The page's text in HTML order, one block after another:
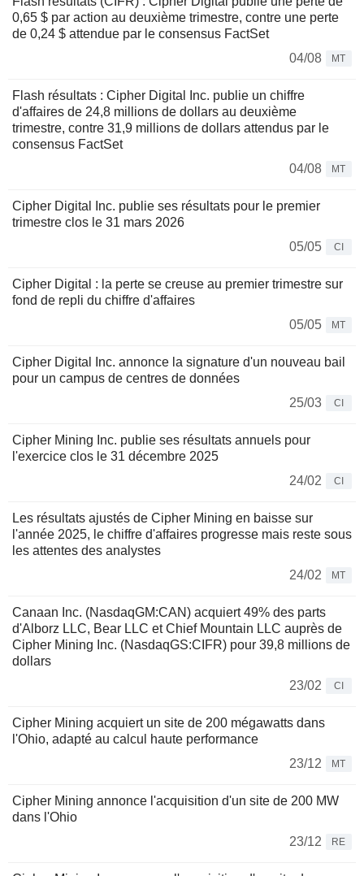
0,65 $ par action au deuxième trimestre, contre une perte
de 0,24 $ attendue par le consensus FactSet
04/08
MT
Flash résultats : Cipher Digital Inc. publie un chiffre
d'affaires de 24,8 millions de dollars au deuxième
trimestre, contre 31,9 millions de dollars attendus par le
consensus FactSet
04/08
MT
Cipher Digital Inc. publie ses résultats pour le premier
trimestre clos le 31 mars 2026
05/05
CI
Cipher Digital : la perte se creuse au premier trimestre sur
fond de repli du chiffre d'affaires
05/05
MT
Cipher Digital Inc. annonce la signature d'un nouveau bail
pour un campus de centres de données
25/03
CI
Cipher Mining Inc. publie ses résultats annuels pour
l'exercice clos le 31 décembre 2025
24/02
CI
Les résultats ajustés de Cipher Mining en baisse sur
l'année 2025, le chiffre d'affaires progresse mais reste sous
les attentes des analystes
24/02
MT
Canaan Inc. (NasdaqGM:CAN) acquiert 49% des parts
d'Alborz LLC, Bear LLC et Chief Mountain LLC auprès de
Cipher Mining Inc. (NasdaqGS:CIFR) pour 39,8 millions de
dollars
23/02
CI
Cipher Mining acquiert un site de 200 mégawatts dans
l'Ohio, adapté au calcul haute performance
23/12
MT
Cipher Mining annonce l'acquisition d'un site de 200 MW
dans l'Ohio
23/12
RE